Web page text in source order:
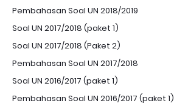
Pembahasan Soal UN 2018/2019
Soal UN 2017/2018 (paket 1)
Soal UN 2017/2018 (Paket 2)
Pembahasan Soal UN 2017/2018
Soal UN 2016/2017 (paket 1)
Pembahasan Soal UN 2016/2017 (paket 1)